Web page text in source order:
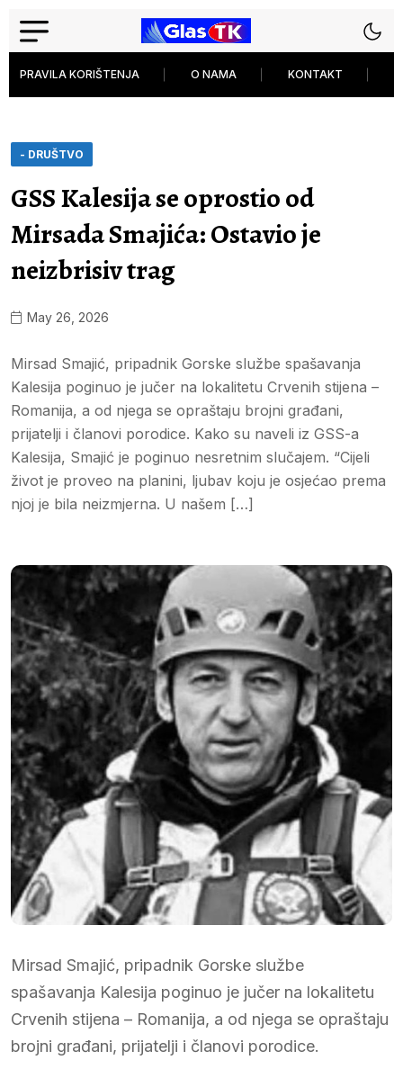
PRAVILA KORIŠTENJA O NAMA KONTAKT
- DRUŠTVO
GSS Kalesija se oprostio od
Mirsada Smajića: Ostavio je
neizbrisiv trag
May 26, 2026
Mirsad Smajić, pripadnik Gorske službe spašavanja
Kalesija poginuo je jučer na lokalitetu Crvenih stijena –
Romanija, a od njega se opraštaju brojni građani,
prijatelji i članovi porodice. Kako su naveli iz GSS-a
Kalesija, Smajić je poginuo nesretnim slučajem. “Cijeli
život je proveo na planini, ljubav koju je osjećao prema
njoj je bila neizmjerna. U našem […]
Mirsad Smajić, pripadnik Gorske službe
spašavanja Kalesija poginuo je jučer na lokalitetu
Crvenih stijena – Romanija, a od njega se opraštaju
brojni građani, prijatelji i članovi porodice.